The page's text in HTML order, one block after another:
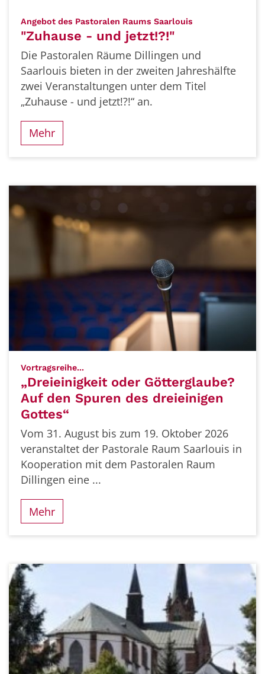
Angebot des Pastoralen Raums Saarlouis
"Zuhause - und jetzt!?!"
Die Pastoralen Räume Dillingen und
Saarlouis bieten in der zweiten Jahreshälfte
zwei Veranstaltungen unter dem Titel
„Zuhause - und jetzt!?!“ an.
Mehr
Vortragsreihe...
„Dreieinigkeit oder Götterglaube?
Auf den Spuren des dreieinigen
Gottes“
Vom 31. August bis zum 19. Oktober 2026
veranstaltet der Pastorale Raum Saarlouis in
Kooperation mit dem Pastoralen Raum
Dillingen eine ...
Mehr